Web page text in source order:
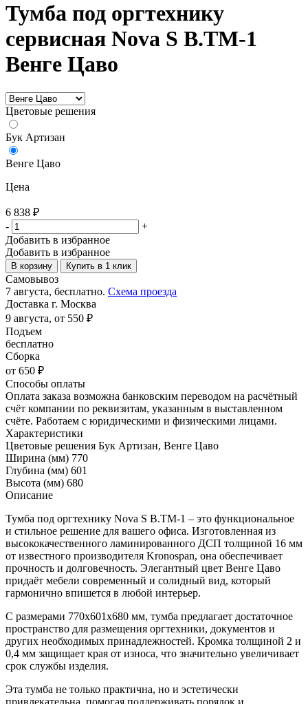
Тумба под оргтехнику
сервисная Nova S В.ТМ-1
Венге Цаво
Цветовые решения
Бук Артизан
Венге Цаво
Цена
6 838 ₽
-
+
Добавить в избранное
Добавить в избранное
В корзину Купить в 1 клик
Самовывоз
7 августа, бесплатно. Схема проезда
Доставка г. Москва
9 августа, от 550 ₽
Подъем
бесплатно
Сборка
от 650 ₽
Способы оплаты
Оплата заказа возможна банковским переводом на расчётный
счёт компании по реквизитам, указанным в выставленном
счёте. Работаем с юридическими и физическими лицами.
Характеристики
Цветовые решения Бук Артизан, Венге Цаво
Ширина (мм) 770
Глубина (мм) 601
Высота (мм) 680
Описание
Тумба под оргтехнику Nova S В.ТМ-1 – это функциональное
и стильное решение для вашего офиса. Изготовленная из
высококачественного ламинированного ДСП толщиной 16 мм
от известного производителя Kronospan, она обеспечивает
прочность и долговечность. Элегантный цвет Венге Цаво
придаёт мебели современный и солидный вид, который
гармонично впишется в любой интерьер.
С размерами 770x601x680 мм, тумба предлагает достаточное
пространство для размещения оргтехники, документов и
других необходимых принадлежностей. Кромка толщиной 2 и
0,4 мм защищает края от износа, что значительно увеличивает
срок службы изделия.
Эта тумба не только практична, но и эстетически
привлекательна, помогая поддерживать порядок и